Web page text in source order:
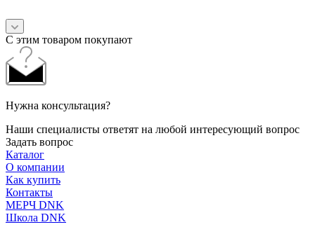
С этим товаром покупают
Нужна консультация?
Наши специалисты ответят на любой интересующий вопрос
Задать вопрос
Каталог
О компании
Как купить
Контакты
МЕРЧ DNK
Школа DNK